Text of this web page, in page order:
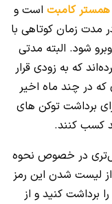
همستر کامبت است و
مدت زمان کوتاهی با
شود. البته مدتی
که به زودی قرار
در چند ماه اخیر
برداشت توکن های
کسب کنند.
در خصوص نحوه
از لیست شدن این رمز
برداشت کنید و از